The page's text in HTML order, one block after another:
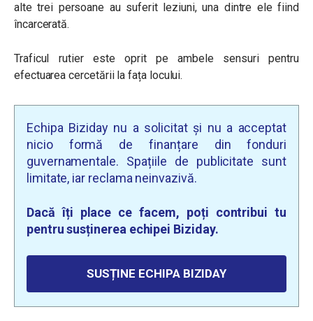
alte trei persoane au suferit leziuni, una dintre ele fiind
încarcerată.
Traficul rutier este oprit pe ambele sensuri pentru
efectuarea cercetării la fața locului.
Echipa Biziday nu a solicitat și nu a acceptat
nicio formă de finanțare din fonduri
guvernamentale. Spațiile de publicitate sunt
limitate, iar reclama neinvazivă.
Dacă îți place ce facem, poți contribui tu
pentru susținerea echipei Biziday.
SUSȚINE ECHIPA BIZIDAY